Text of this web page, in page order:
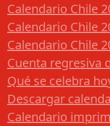
Calendario Chile
Calendario Chile
Calendario Chile
Cuenta regresiva
Qué se celebra
Descargar
Calendario